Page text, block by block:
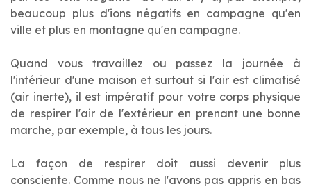
beaucoup plus d'ions négatifs en campagne qu'en
ville et plus en montagne qu'en campagne.
Quand vous travaillez ou passez la journée à
l'intérieur d'une maison et surtout si l'air est climatisé
(air inerte), il est impératif pour votre corps physique
de respirer l'air de l'extérieur en prenant une bonne
marche, par exemple, à tous les jours.
La façon de respirer doit aussi devenir plus
consciente. Comme nous ne l'avons pas appris en bas